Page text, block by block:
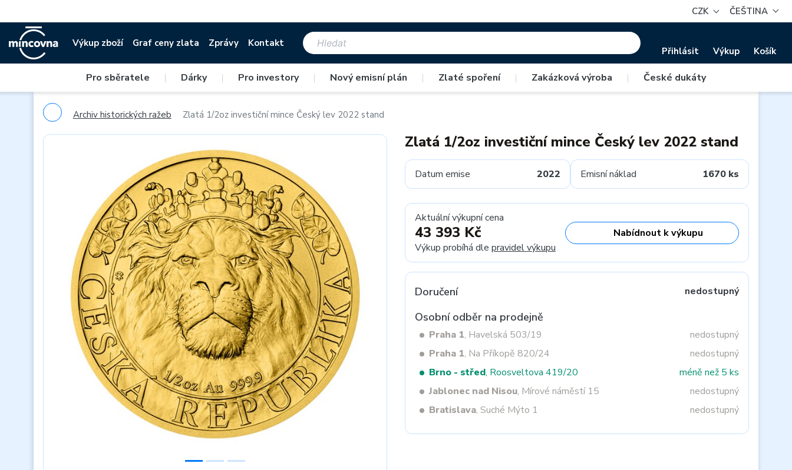
CZK ČEŠTINA
Výkup zboží Graf ceny zlata Zprávy Kontakt
Přihlásit Výkup Košík
Pro sběratele | Dárky | Pro investory | Nový emisní plán | Zlaté spoření | Zakázková výroba | České dukáty
Archiv historických ražeb Zlatá 1/2oz investiční mince Český lev 2022 stand
Previous
Zlatá 1/2oz investiční mince Český lev 2022 stand
Datum emise 2022 Emisní náklad 1670 ks
Aktuální výkupní cena
43 393 Kč
Výkup probíhá dle pravidel výkupu
Nabídnout k výkupu
Doručení nedostupný
Osobní odběr na prodejně
Praha 1, Havelská 503/19
nedostupný
Praha 1, Na Příkopě 820/24
nedostupný
Brno - střed, Roosveltova 419/20
méně než 5 ks
Jablonec nad Nisou, Mírové náměstí 15
nedostupný
Bratislava, Suché Mýto 1 nedostupný